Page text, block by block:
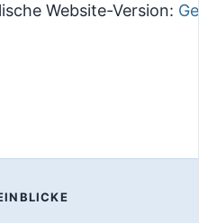
Website-Version: